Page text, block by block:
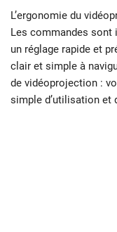
L’ergonomie du
Les commandes sont
un réglage rapide et
clair et simple à
de vidéoprojection :
simple d’utilisation et